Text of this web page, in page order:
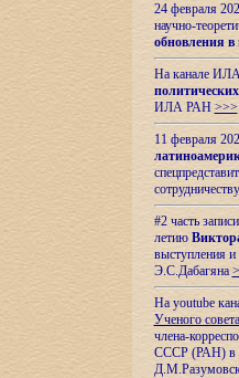
24 февраля
научно-
обновления в
На канале
ИЛА РАН >>>
11 февраля
#2 часть
летию
выступления
Э.С.Дабагяна
На youtube
Ученого
члена-
СССР (РАН) в